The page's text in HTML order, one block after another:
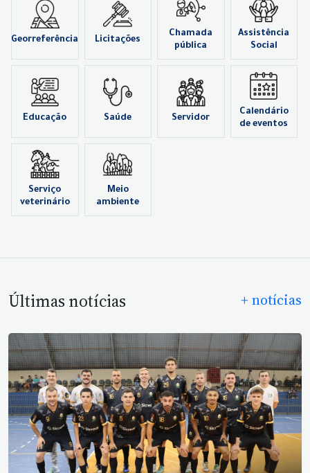
Georreferência Licitações
Chamada
pública
Assistência
Social
Educação Saúde Servidor
Calendário
de eventos
Serviço
veterinário
Meio
ambiente
Últimas notícias + notícias